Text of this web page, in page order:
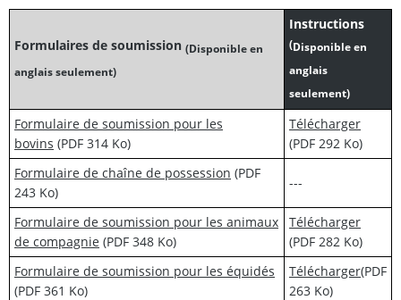
Formulaires de soumission (Disponible en
anglais seulement)
Instructions
(Disponible en
anglais
seulement)
Formulaire de soumission pour les
bovins (PDF 314 Ko)
Télécharger
(PDF 292 Ko)
Formulaire de chaîne de possession (PDF
243 Ko)
---
Formulaire de soumission pour les animaux
de compagnie (PDF 348 Ko)
Télécharger
(PDF 282 Ko)
Formulaire de soumission pour les équidés
(PDF 361 Ko)
Télécharger(PDF
263 Ko)